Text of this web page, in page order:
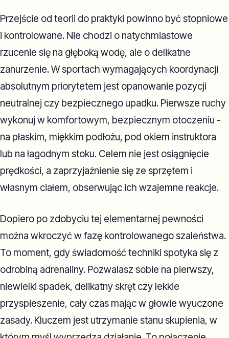
Przejście od teorii do praktyki powinno być stopniowe
i kontrolowane. Nie chodzi o natychmiastowe
rzucenie się na głęboką wodę, ale o delikatne
zanurzenie. W sportach wymagających koordynacji
absolutnym priorytetem jest opanowanie pozycji
neutralnej czy bezpiecznego upadku. Pierwsze ruchy
wykonuj w komfortowym, bezpiecznym otoczeniu -
na płaskim, miękkim podłożu, pod okiem instruktora
lub na łagodnym stoku. Celem nie jest osiągnięcie
prędkości, a zaprzyjaźnienie się ze sprzętem i
własnym ciałem, obserwując ich wzajemne reakcje.
Dopiero po zdobyciu tej elementarnej pewności
można wkroczyć w fazę kontrolowanego szaleństwa.
To moment, gdy świadomość techniki spotyka się z
odrobiną adrenaliny. Pozwalasz sobie na pierwszy,
niewielki spadek, delikatny skręt czy lekkie
przyspieszenie, cały czas mając w głowie wyuczone
zasady. Kluczem jest utrzymanie stanu skupienia, w